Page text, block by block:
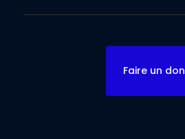
Faire un don